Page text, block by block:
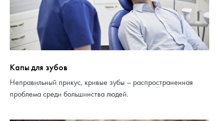
Капы для зубов
Неправильный прикус, кривые зубы – распространенная
проблема среди большинства людей.